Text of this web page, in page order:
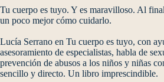
Tu cuerpo es tuyo. Y es maravilloso. Al
un poco mejor cómo cuidarlo.
Lucía Serrano en Tu cuerpo es tuyo, con
asesoramiento de especialistas, habla de
prevención de abusos a los niños y niñas
sencillo y directo. Un libro imprescindible.